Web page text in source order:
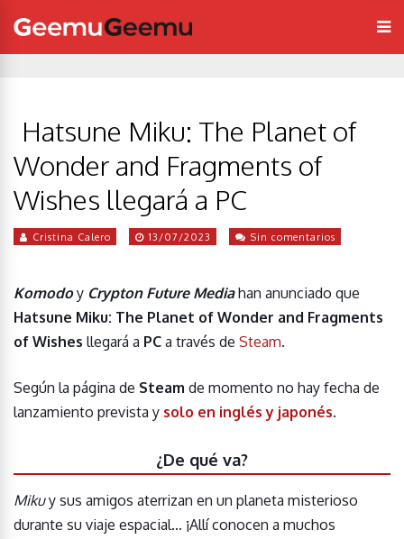
Hatsune Miku: The Planet of
Wonder and Fragments of
Wishes llegará a PC
Cristina Calero 13/07/2023 Sin comentarios
Komodoy Crypton Future Mediahan anunciado que
Hatsune Miku: The Planet of Wonder and Fragments
of Wishes llegará a PC a través de Steam.
Según la página de Steam de momento no hay fecha de
lanzamiento prevista y solo en inglés y japonés.
¿De qué va?
Mikuy sus amigos aterrizan en un planeta misterioso
durante su viaje espacial… ¡Allí conocen a muchos